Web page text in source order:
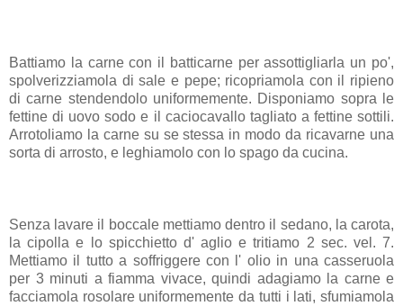
Battiamo la carne con il batticarne per assottigliarla un po',
spolverizziamola di sale e pepe; ricopriamola con il ripieno
di carne stendendolo uniformemente. Disponiamo sopra le
fettine di uovo sodo e il caciocavallo tagliato a fettine sottili.
Arrotoliamo la carne su se stessa in modo da ricavarne una
sorta di arrosto, e leghiamolo con lo spago da cucina.
Senza lavare il boccale mettiamo dentro il sedano, la carota,
la cipolla e lo spicchietto d' aglio e tritiamo 2 sec. vel. 7.
Mettiamo il tutto a soffriggere con l' olio in una casseruola
per 3 minuti a fiamma vivace, quindi adagiamo la carne e
facciamola rosolare uniformemente da tutti i lati, sfumiamola